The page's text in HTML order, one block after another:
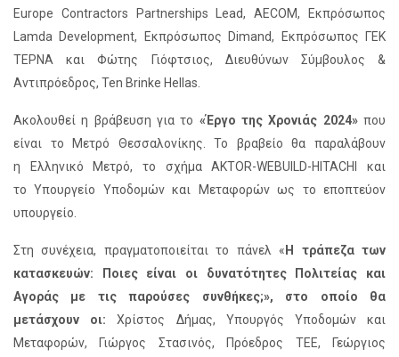
Europe Contractors Partnerships Lead, AECOM, Εκπρόσωπος
Lamda Development, Εκπρόσωπος Dimand, Εκπρόσωπος ΓΕΚ
ΤΕΡΝΑ και Φώτης Γιόφτσιος, Διευθύνων Σύμβουλος &
Αντιπρόεδρος, Ten Brinke Hellas.
Ακολουθεί η βράβευση για το «Έργο της Χρονιάς 2024»που
είναι το Μετρό Θεσσαλονίκης. Το βραβείο θα παραλάβουν
η Ελληνικό Μετρό, το σχήμα AKTOR-WEBUILD-HITACHI και
το Υπουργείο Υποδομών και Μεταφορών ως το εποπτεύον
υπουργείο.
Στη συνέχεια, πραγματοποιείται το πάνελ « Η τράπεζα των
κατασκευών: Ποιες είναι οι δυνατότητες Πολιτείας και
Αγοράς με τις παρούσες συνθήκες;», στο οποίο θα
μετάσχουν οι:Χρίστος Δήμας, Υπουργός Υποδομών και
Μεταφορών, Γιώργος Στασινός, Πρόεδρος ΤΕΕ, Γεώργιος